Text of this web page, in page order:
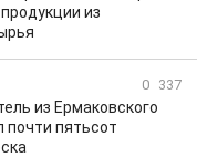
из
0 337
из Ермаковского
почти пятьсот